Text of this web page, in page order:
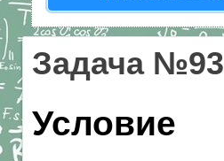
Задача №93
Условие